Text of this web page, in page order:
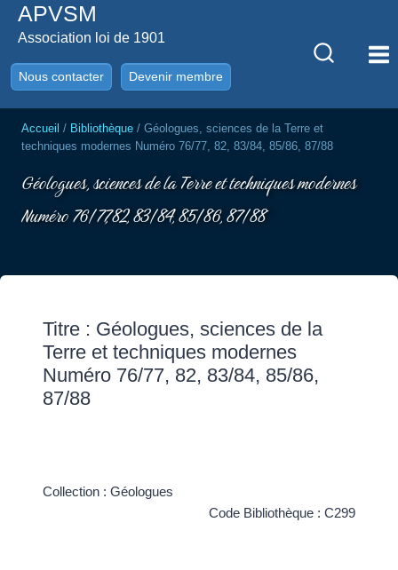
AllerAPVSM
Association loi de 1901
Nous contacter Devenir membre
Accueil / Bibliothèque / Géologues, sciences de la Terre et
techniques modernes Numéro 76/77, 82, 83/84, 85/86, 87/88
Géologues, sciences de la Terre et techniques modernes
Numéro 76/77, 82, 83/84, 85/86, 87/88
Titre : Géologues, sciences de la
Terre et techniques modernes
Numéro 76/77, 82, 83/84, 85/86,
87/88
Collection : Géologues
Code Bibliothèque : C299